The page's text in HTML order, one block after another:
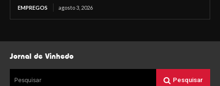
EMPREGOS agosto 3, 2026
Jornal de Vinhedo
Pesquisar Pesquisar